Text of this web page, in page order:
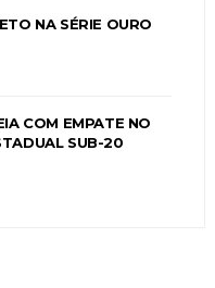
NA SÉRIE OURO
COM EMPATE NO
SUB-20